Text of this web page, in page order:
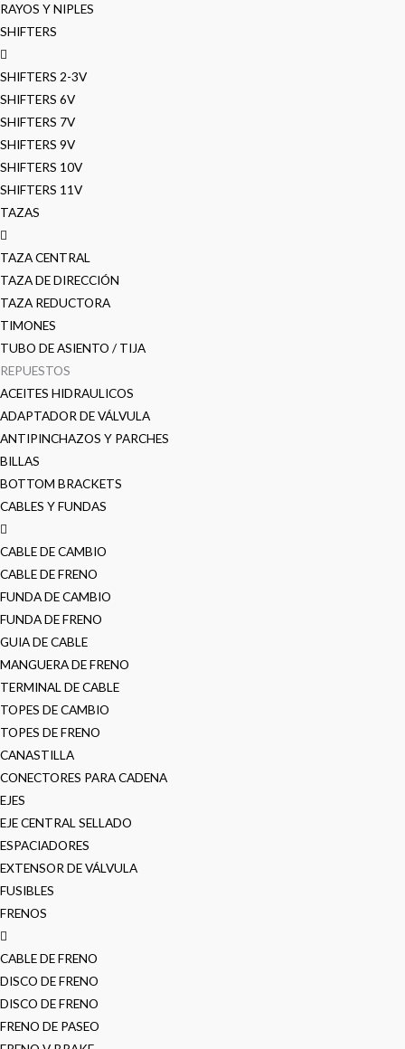
RAYOS Y NIPLES
SHIFTERS
SHIFTERS 2-3V
SHIFTERS 6V
SHIFTERS 7V
SHIFTERS 9V
SHIFTERS 10V
SHIFTERS 11V
TAZAS
TAZA CENTRAL
TAZA DE DIRECCIÓN
TAZA REDUCTORA
TIMONES
TUBO DE ASIENTO / TIJA
REPUESTOS
ACEITES HIDRAULICOS
ADAPTADOR DE VÁLVULA
ANTIPINCHAZOS Y PARCHES
BILLAS
BOTTOM BRACKETS
CABLES Y FUNDAS
CABLE DE CAMBIO
CABLE DE FRENO
FUNDA DE CAMBIO
FUNDA DE FRENO
GUIA DE CABLE
MANGUERA DE FRENO
TERMINAL DE CABLE
TOPES DE CAMBIO
TOPES DE FRENO
CANASTILLA
CONECTORES PARA CADENA
EJES
EJE CENTRAL SELLADO
ESPACIADORES
EXTENSOR DE VÁLVULA
FUSIBLES
FRENOS
CABLE DE FRENO
DISCO DE FRENO
DISCO DE FRENO
FRENO DE PASEO